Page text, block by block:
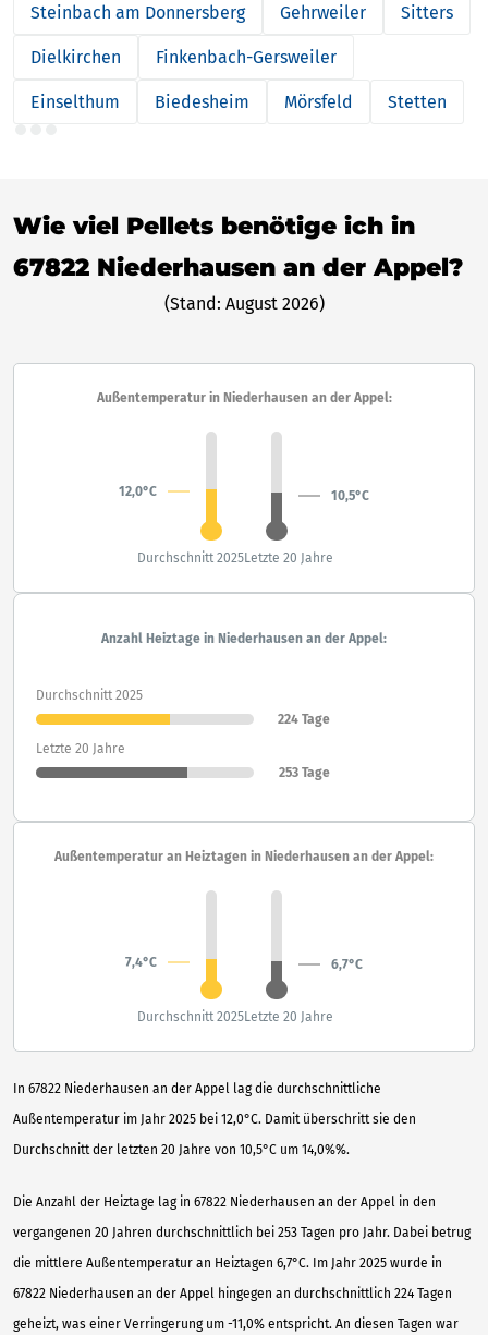
Steinbach am Donnersberg Gehrweiler Sitters
Dielkirchen Finkenbach-Gersweiler
Einselthum Biedesheim Mörsfeld Stetten
Wie viel Pellets benötige ich in
67822 Niederhausen an der Appel?
(Stand: August 2026)
In 67822 Niederhausen an der Appel lag die durchschnittliche
Außentemperatur im Jahr 2025 bei 12,0°C. Damit überschritt sie den
Durchschnitt der letzten 20 Jahre von 10,5°C um 14,0%%.
Die Anzahl der Heiztage lag in 67822 Niederhausen an der Appel in den
vergangenen 20 Jahren durchschnittlich bei 253 Tagen pro Jahr. Dabei betrug
die mittlere Außentemperatur an Heiztagen 6,7°C. Im Jahr 2025 wurde in
67822 Niederhausen an der Appel hingegen an durchschnittlich 224 Tagen
geheizt, was einer Verringerung um -11,0% entspricht. An diesen Tagen war
Außentemperatur in Niederhausen an der Appel:
12,0°C 10,5°C
Durchschnitt 2025Letzte 20 Jahre
Anzahl Heiztage in Niederhausen an der Appel:
Durchschnitt 2025
224 Tage
Letzte 20 Jahre
253 Tage
Außentemperatur an Heiztagen in Niederhausen an der Appel:
7,4°C 6,7°C
Durchschnitt 2025Letzte 20 Jahre